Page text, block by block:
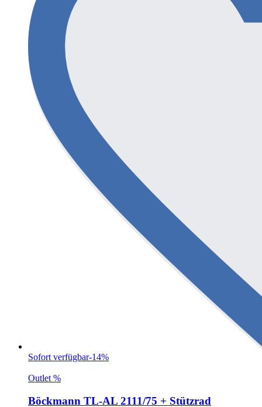
Sofort verfügbar-14%
Outlet %
Böckmann TL-AL 2111/75 + Stützrad